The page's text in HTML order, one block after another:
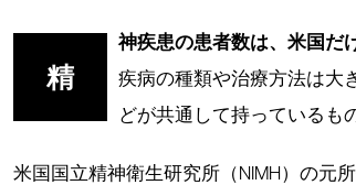
精
神疾患の患者数は、米国だ
疾病の種類や治療方法は大
どが共通して持っているも
米国国立精神衛生研究所（NIMH）の元